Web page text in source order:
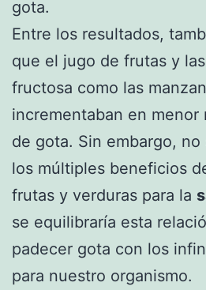
gota.
Entre los resultados,
que el jugo de frutas y
fructosa como las
incrementaban en menor
de gota. Sin embargo,
los múltiples beneficios
frutas y verduras para la
se equilibraría esta
padecer gota con los
para nuestro organismo.